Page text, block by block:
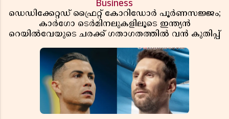
Business
ഡെഡിക്കേറ്റഡ് ഫ്രൈറ്റ് കോറിഡോർ പൂർണസജ്ജം;
കാർഗോ ടെർമിനലുകളിലൂടെ ഇന്ത്യൻ
റെയിൽവേയുടെ ചരക്ക് ഗതാഗതത്തിൽ വൻ കുതിപ്പ്